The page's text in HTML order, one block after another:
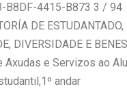
B8DF-4415-B873 3 / 94
DE ESTUDANTADO,
DIVERSIDADE E
Axudas e Servizos ao
andar